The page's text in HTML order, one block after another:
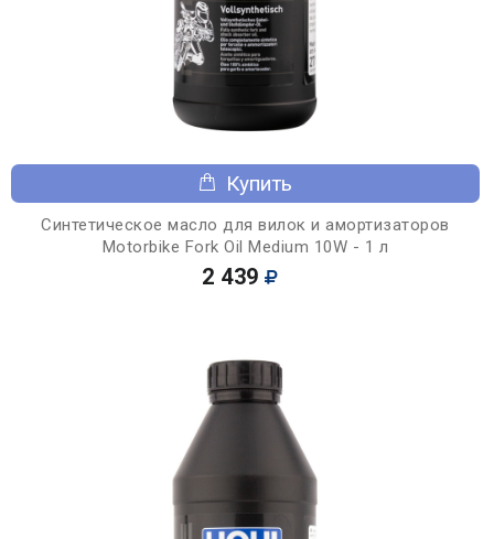
Купить
Синтетическое масло для вилок и амортизаторов
Motorbike Fork Oil Medium 10W - 1 л
2 439